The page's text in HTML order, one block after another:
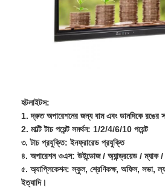
ভিডিও
VR প্রদর্শন
আমাদের সম্পর্কে
হটলাইটস:
1. দ্রুত অপারেশনের জন্য বাম এবং ডানদিকে রঙের
2. মাল্টি টাচ পয়েন্ট সমর্থন: 1/2/4/6/10 পয়েন্ট
৩. টাচ প্রযুক্তি: ইনফ্রারেড প্রযুক্তি
৪. অপারেশন ওএস: উইন্ডোজ / অ্যান্ড্রয়েড / ম্যাক /
৫. অ্যাপ্লিকেশন: স্কুল, শ্রেণিকক্ষ, অফিস, সভা,
ইত্যাদি।